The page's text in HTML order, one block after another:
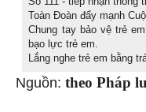
Toàn Đoàn đẩy mạnh
Chung tay bảo vệ trẻ
bạo lực trẻ em.
Lắng nghe trẻ em bằng
Nguồn: theo Pháp